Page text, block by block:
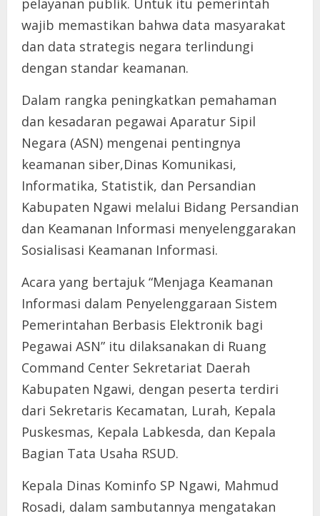
wajib memastikan bahwa data masyarakat
dan data strategis negara terlindungi
dengan standar keamanan.
Dalam rangka peningkatkan pemahaman
dan kesadaran pegawai Aparatur Sipil
Negara (ASN) mengenai pentingnya
keamanan siber,Dinas Komunikasi,
Informatika, Statistik, dan Persandian
Kabupaten Ngawi melalui Bidang Persandian
dan Keamanan Informasi menyelenggarakan
Sosialisasi Keamanan Informasi.
Acara yang bertajuk “Menjaga Keamanan
Informasi dalam Penyelenggaraan Sistem
Pemerintahan Berbasis Elektronik bagi
Pegawai ASN” itu dilaksanakan di Ruang
Command Center Sekretariat Daerah
Kabupaten Ngawi, dengan peserta terdiri
dari Sekretaris Kecamatan, Lurah, Kepala
Puskesmas, Kepala Labkesda, dan Kepala
Bagian Tata Usaha RSUD.
Kepala Dinas Kominfo SP Ngawi, Mahmud
Rosadi, dalam sambutannya mengatakan